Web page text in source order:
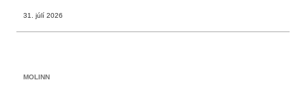
31. júlí 2026
MOLINN